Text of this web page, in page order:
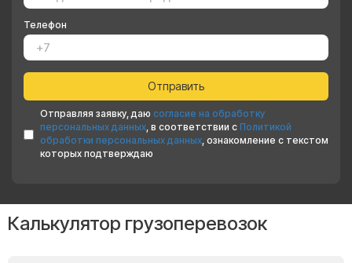
Телефон
Отправляя заявку, даю согласие на обработку
персональных данных, в соответствии с Политикой
обработки персональных данных, ознакомление с текстом
которых подтверждаю
Калькулятор грузоперевозок